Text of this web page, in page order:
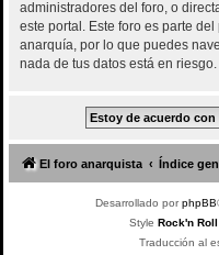
administradores del foro, o
este portal. Este foro es parte
anarquía, por lo que puedes
nada de tus datos está en riesgo.
El foro anarquista Índice
Desarrollado porphpBB
Style Rock'n Roll
Traducción al